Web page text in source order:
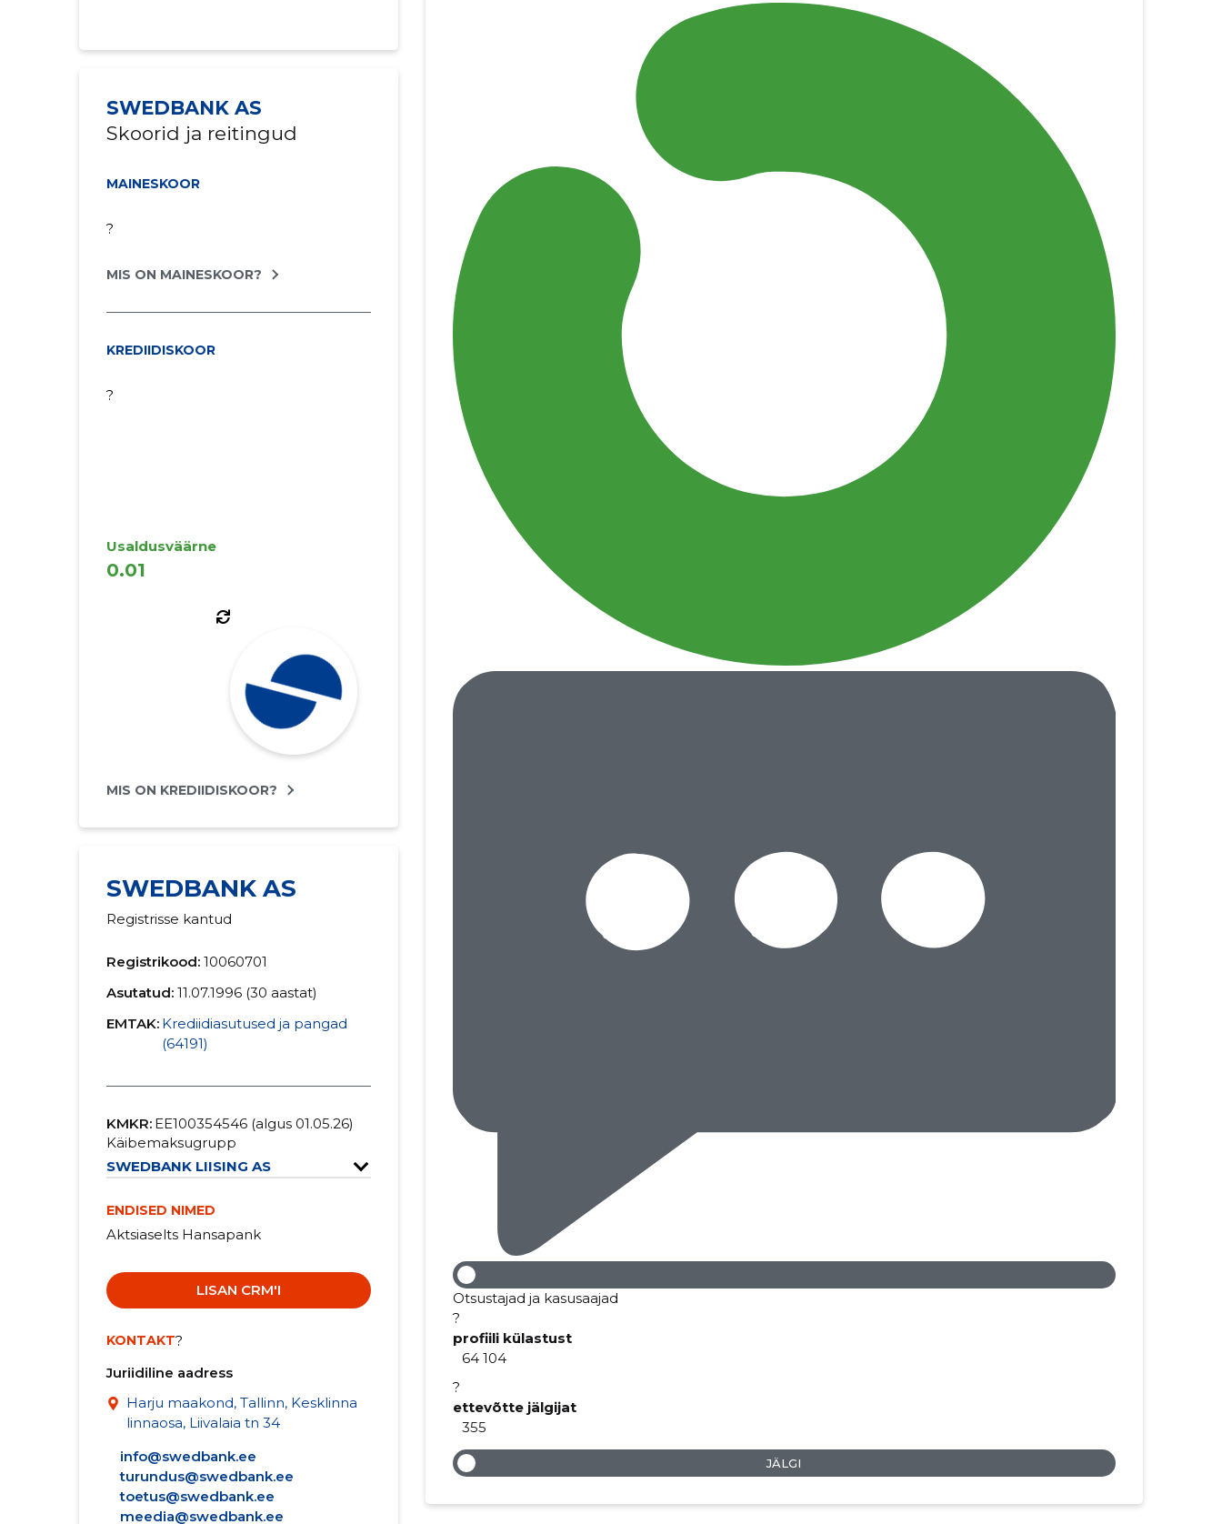
SWEDBANK AS
Skoorid ja reitingud
MAINESKOOR
?
MIS ON MAINESKOOR?
KREDIIDISKOOR
?
Usaldusväärne
0.01
MIS ON KREDIIDISKOOR?
SWEDBANK AS
Registrisse kantud
Registrikood: 10060701
Asutatud: 11.07.1996 (30 aastat)
EMTAK: Krediidiasutused ja pangad
(64191)
KMKR: EE100354546 (algus 01.05.26)
Käibemaksugrupp
SWEDBANK LIISING AS
ENDISED NIMED
Aktsiaselts Hansapank
LISAN CRM'I
KONTAKT?
Juriidiline aadress
Harju maakond, Tallinn, Kesklinna
linnaosa, Liivalaia tn 34
info@swedbank.ee
turundus@swedbank.ee
toetus@swedbank.ee
meedia@swedbank.ee
Otsustajad ja kasusaajad
?
profiili külastust
64 104
?
ettevõtte jälgijat
355
JÄLGI